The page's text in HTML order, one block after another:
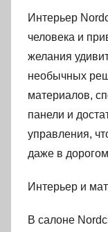
Интерьер
человека и
желания
необычных
материалов,
панели и
управления,
даже в
Интерьер и
В салоне